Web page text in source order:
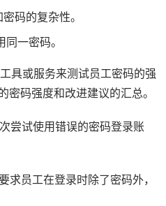
码的复杂性。
一密码。
具或服务来测试员工密码的强
码强度和改进建议的汇总。
尝试使用错误的密码登录账
求员工在登录时除了密码外，